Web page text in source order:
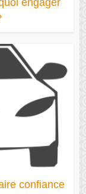
engager
confiance